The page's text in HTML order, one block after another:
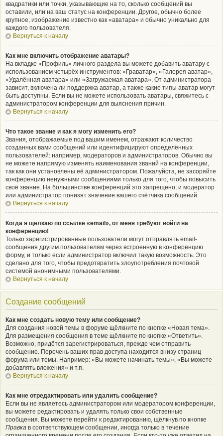
квадратики или точки, указывающие на то, сколько сообщений вы
оставили, или на ваш статус на конференции. Другое, обычно более
крупное, изображение известно как «аватара» и обычно уникально для
каждого пользователя.
Вернуться к началу
Как мне включить отображение аватары?
На вкладке «Профиль» личного раздела вы можете добавить аватару с
использованием четырёх инструментов: «Граватар», «Галерея аватар»,
«Удалённая аватара» или «Загружаемая аватара». От администратора
зависит, включена ли поддержка аватар, а также какие типы аватар могут
быть доступны. Если вы не можете использовать аватары, свяжитесь с
администратором конференции для выяснения причин.
Вернуться к началу
Что такое звание и как я могу изменить его?
Звания, отображаемые под вашим именем, отражают количество
созданных вами сообщений или идентифицируют определённых
пользователей: например, модераторов и администраторов. Обычно вы
не можете напрямую изменять наименования званий на конференции,
так как они установлены её администратором. Пожалуйста, не засоряйте
конференцию ненужными сообщениями только для того, чтобы повысить
своё звание. На большинстве конференций это запрещено, и модератор
или администратор понизят значение вашего счётчика сообщений.
Вернуться к началу
Когда я щёлкаю по ссылке «email», от меня требуют войти на
конференцию!
Только зарегистрированные пользователи могут отправлять email-
сообщения другим пользователям через встроенную в конференцию
форму, и только если администратор включил такую возможность. Это
сделано для того, чтобы предотвратить злоупотребления почтовой
системой анонимными пользователями.
Вернуться к началу
Создание сообщений
Как мне создать новую тему или сообщение?
Для создания новой темы в форуме щёлкните по кнопке «Новая тема».
Для размещения сообщения в теме щёлкните по кнопке «Ответить».
Возможно, придётся зарегистрироваться, прежде чем отправить
сообщение. Перечень ваших прав доступа находится внизу страниц
форума или темы. Например: «Вы можете начинать темы», «Вы можете
добавлять вложения» и т.п.
Вернуться к началу
Как мне отредактировать или удалить сообщение?
Если вы не являетесь администратором или модератором конференции,
вы можете редактировать и удалять только свои собственные
сообщения. Вы можете перейти к редактированию, щёлкнув по кнопке
Правка в соответствующем сообщении, иногда только в течение